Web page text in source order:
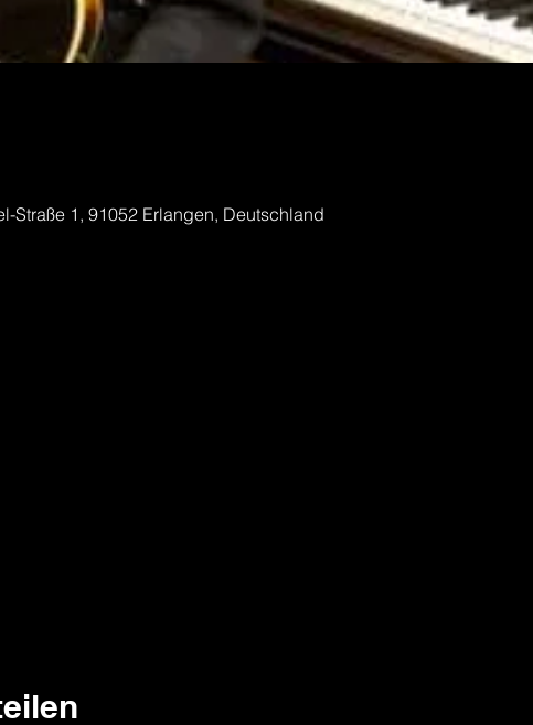
Straße 1, 91052 Erlangen, Deutschland